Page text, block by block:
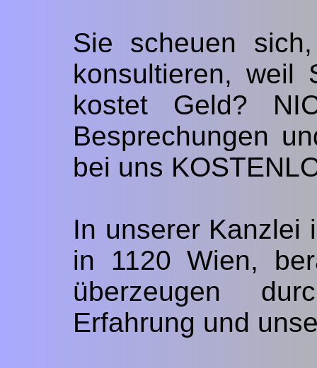
Sie scheuen
konsultieren, weil
kostet Geld?
Besprechungen
bei uns
In unserer Kanzlei
in 1120 Wien,
überzeugen
Erfahrung und